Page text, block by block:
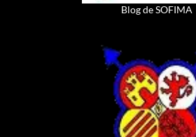
Blog de SOFIMA